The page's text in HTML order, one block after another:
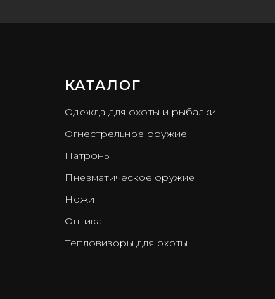
КАТАЛОГ
Одежда для охоты и рыбалки
Огнестрельное оружие
Патроны
Пневматическое оружие
Ножи
Оптика
Тепловизоры для охоты